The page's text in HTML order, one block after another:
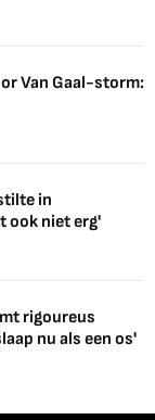
Van Gaal-storm:
in
ook niet erg'
rigoureus
nu als een os'